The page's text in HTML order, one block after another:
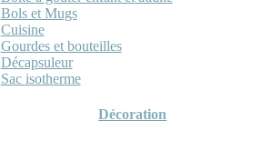
Bols et Mugs
Cuisine
Gourdes et bouteilles
Décapsuleur
Sac isotherme
Décoration